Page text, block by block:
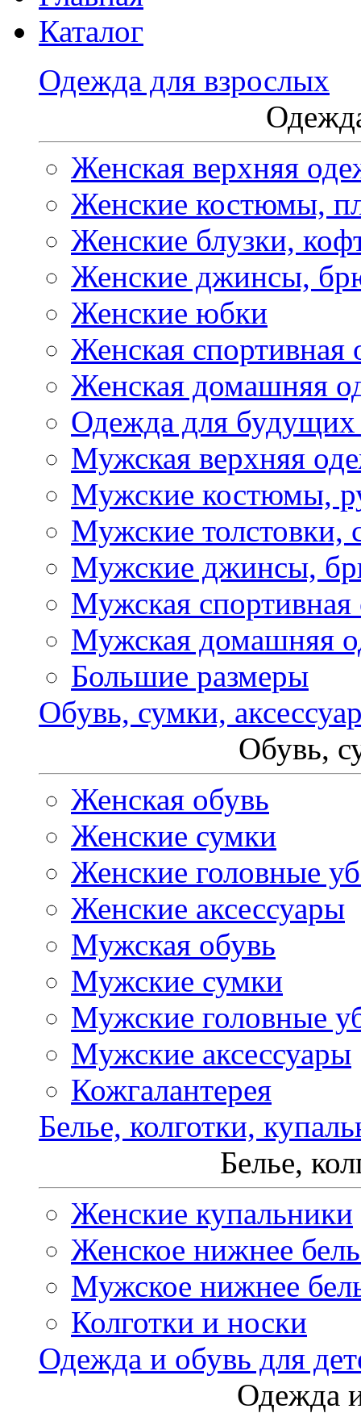
Каталог
Одежда для взрослых
Женская верхняя
Женские костюмы,
Женские блузки,
Женские джинсы,
Женские юбки
Женская спортивная
Женская домашняя
Одежда для
Мужская верхняя
Мужские костюмы,
Мужские толстовки,
Мужские джинсы,
Мужская спортивная
Мужская домашняя
Большие размеры
Обувь, сумки,
Обувь,
Женская обувь
Женские сумки
Женские головные
Женские аксессуары
Мужская обувь
Мужские сумки
Мужские головные
Мужские аксессуары
Кожгалантерея
Белье, колготки,
Белье,
Женские купальники
Женское нижнее
Мужское нижнее
Колготки и носки
Одежда и обувь для
Одежда